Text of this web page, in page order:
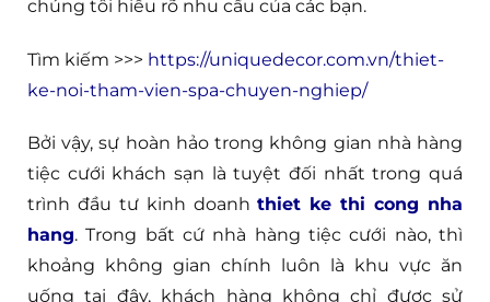
chúng tôi hiểu rõ nhu cầu của các bạn.
Tìm kiếm >>> https://uniquedecor.com.vn/thiet-
ke-noi-tham-vien-spa-chuyen-nghiep/
Bởi vậy, sự hoàn hảo trong không gian nhà hàng
tiệc cưới khách sạn là tuyệt đối nhất trong quá
trình đầu tư kinh doanhthiet ke thi cong nha
hang. Trong bất cứ nhà hàng tiệc cưới nào, thì
khoảng không gian chính luôn là khu vực ăn
uống tại đây, khách hàng không chỉ được sử